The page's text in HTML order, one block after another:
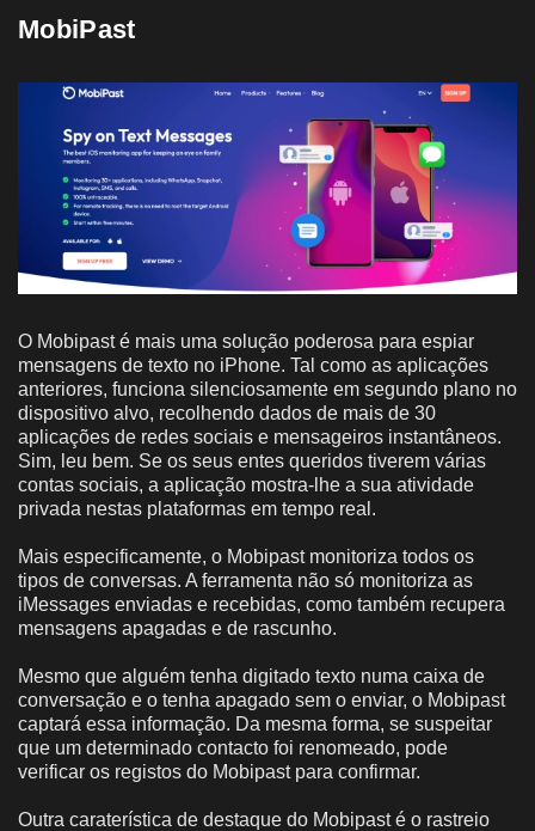
MobiPast
O Mobipast é mais uma solução poderosa para espiar
mensagens de texto no iPhone. Tal como as aplicações
anteriores, funciona silenciosamente em segundo plano no
dispositivo alvo, recolhendo dados de mais de 30
aplicações de redes sociais e mensageiros instantâneos.
Sim, leu bem. Se os seus entes queridos tiverem várias
contas sociais, a aplicação mostra-lhe a sua atividade
privada nestas plataformas em tempo real.
Mais especificamente, o Mobipast monitoriza todos os
tipos de conversas. A ferramenta não só monitoriza as
iMessages enviadas e recebidas, como também recupera
mensagens apagadas e de rascunho.
Mesmo que alguém tenha digitado texto numa caixa de
conversação e o tenha apagado sem o enviar, o Mobipast
captará essa informação. Da mesma forma, se suspeitar
que um determinado contacto foi renomeado, pode
verificar os registos do Mobipast para confirmar.
Outra caraterística de destaque do Mobipast é o rastreio